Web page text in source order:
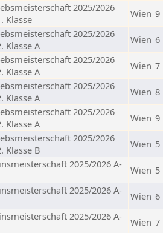
2025/2026
Klasse
Wien 9
2025/2026
Klasse A
Wien 6
2025/2026
Klasse A
Wien 7
2025/2026
Klasse A
Wien 8
2025/2026
Klasse A
Wien 9
2025/2026
Klasse B
Wien 5
2025/2026 A-
Wien 5
2025/2026 A-
Wien 6
2025/2026 A-
Wien 7